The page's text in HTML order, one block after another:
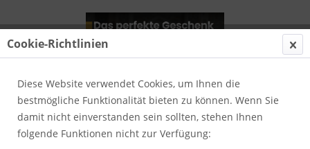
Cookie-Richtlinien
Diese Website verwendet Cookies, um Ihnen die
bestmögliche Funktionalität bieten zu können. Wenn Sie
damit nicht einverstanden sein sollten, stehen Ihnen
folgende Funktionen nicht zur Verfügung: